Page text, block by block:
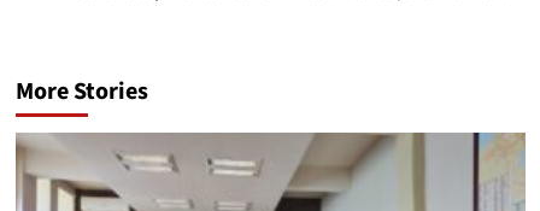
More Stories